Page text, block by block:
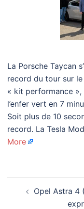
La Porsche Taycan
record du tour sur le
« kit performance
l’enfer vert en 7
Soit plus de 10
record. La Tesla
More
d’articleOpel Astra 4